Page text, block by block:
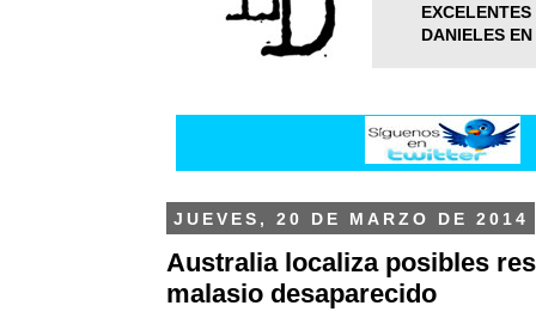
DANIELES
JUEVES, 20 DE MARZO DE 2014
Australia localiza posibles
malasio desaparecido